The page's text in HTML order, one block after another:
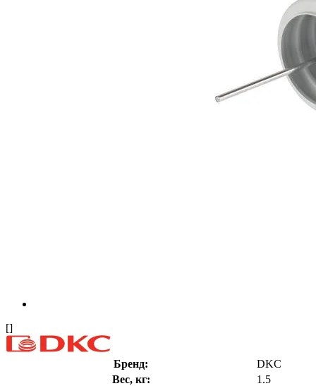
[]
Бренд:
DKC
Вес, кг:
1.5